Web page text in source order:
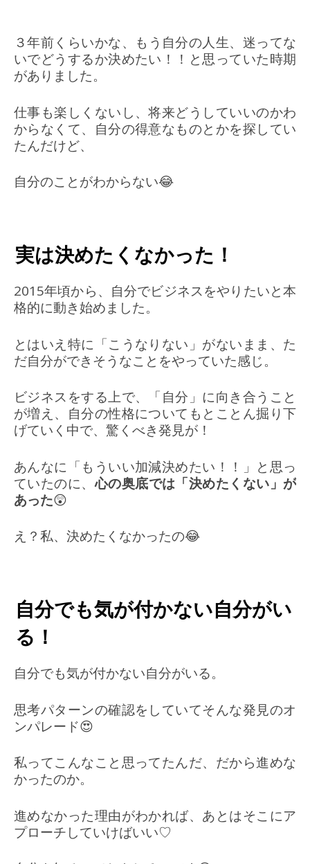
３年前くらいかな、もう自分の人生、迷ってな
いでどうするか決めたい！！と思っていた時期
がありました。
仕事も楽しくないし、将来どうしていいのかわ
からなくて、自分の得意なものとかを探してい
たんだけど、
自分のことがわからない😂
実は決めたくなかった！
2015年頃から、自分でビジネスをやりたいと本
格的に動き始めました。
とはいえ特に「こうなりない」がないまま、た
だ自分ができそうなことをやっていた感じ。
ビジネスをする上で、「自分」に向き合うこと
が増え、自分の性格についてもとことん掘り下
げていく中で、驚くべき発見が！
あんなに「もういい加減決めたい！！」と思っ
ていたのに、心の奥底では「決めたくない」が
あった😲
え？私、決めたくなかったの😂
自分でも気が付かない自分がい
る！
自分でも気が付かない自分がいる。
思考パターンの確認をしていてそんな発見のオ
ンパレード😍
私ってこんなこと思ってたんだ、だから進めな
かったのか。
進めなかった理由がわかれば、あとはそこにア
プローチしていけばいい♡